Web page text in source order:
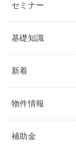
セミナー
基礎知識
新着
物件情報
補助金